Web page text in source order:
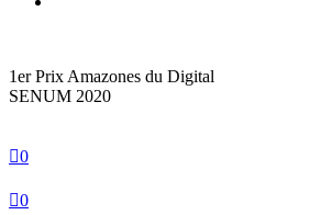
1er Prix Amazones du Digital
SENUM 2020
0
0